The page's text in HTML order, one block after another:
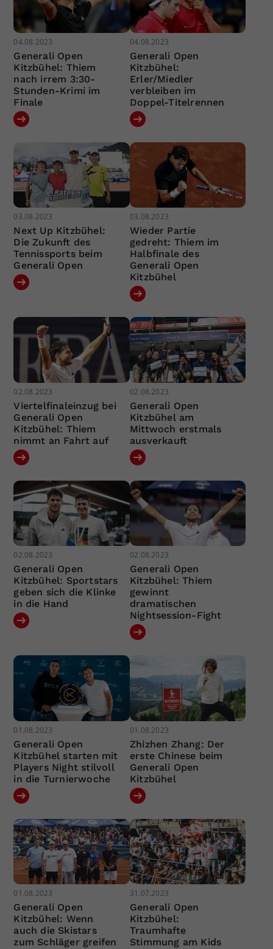
04.08.2023
Generali Open
Kitzbühel: Thiem
nach irrem 3:30-
Stunden-Krimi im
Finale
04.08.2023
Generali Open
Kitzbühel:
Erler/Miedler
verbleiben im
Doppel-Titelrennen
03.08.2023
Next Up Kitzbühel:
Die Zukunft des
Tennissports beim
Generali Open
03.08.2023
Wieder Partie
gedreht: Thiem im
Halbfinale des
Generali Open
Kitzbühel
02.08.2023
Viertelfinaleinzug bei
Generali Open
Kitzbühel: Thiem
nimmt an Fahrt auf
02.08.2023
Generali Open
Kitzbühel am
Mittwoch erstmals
ausverkauft
02.08.2023
Generali Open
Kitzbühel: Sportstars
geben sich die Klinke
in die Hand
02.08.2023
Generali Open
Kitzbühel: Thiem
gewinnt
dramatischen
Nightsession-Fight
01.08.2023
Generali Open
Kitzbühel starten mit
Players Night stilvoll
in die Turnierwoche
01.08.2023
Zhizhen Zhang: Der
erste Chinese beim
Generali Open
Kitzbühel
01.08.2023
Generali Open
Kitzbühel: Wenn
auch die Skistars
zum Schläger greifen
31.07.2023
Generali Open
Kitzbühel:
Traumhafte
Stimmung am Kids